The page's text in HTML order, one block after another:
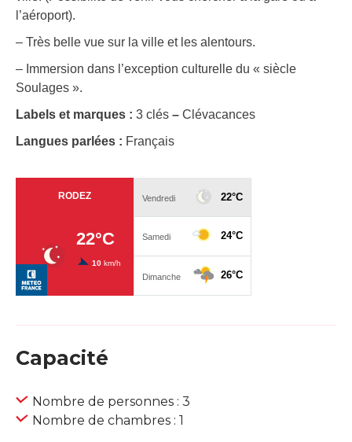
l’aéroport).
– Très belle vue sur la ville et les alentours.
– Immersion dans l’exception culturelle du « siècle
Soulages ».
Labels et marques : 3 clés – Clévacances
Langues parlées : Français
Capacité
Nombre de personnes : 3
Nombre de chambres : 1